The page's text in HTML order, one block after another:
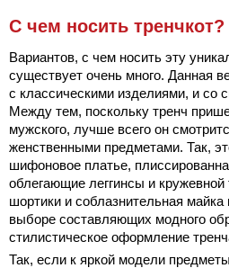
С чем носить тренчкот?
Вариантов, с чем носить эту
существует очень много. Данная
с классическими изделиями, и со
Между тем, поскольку тренч
мужского, лучше всего он
женственными предметами. Так,
шифоновое платье,
облегающие леггинсы и кружевной
шортики и соблазнительная
выборе составляющих модного
стилистическое оформление
Так, если к яркой модели